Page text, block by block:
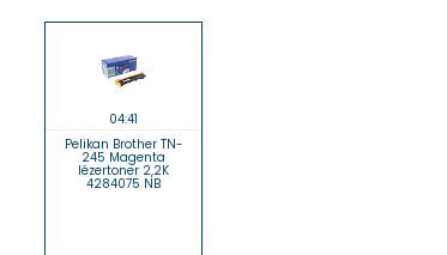
04:41
Pelikan Brother TN-
245 Magenta
lézertoner 2,2K
4284075 NB